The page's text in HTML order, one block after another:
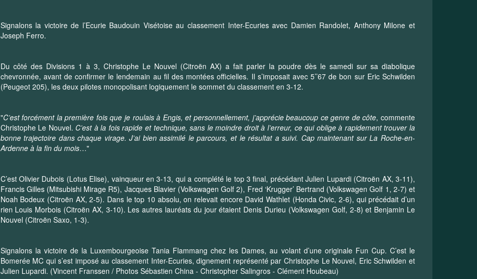
Signalons la victoire de l’Ecurie Baudouin Visétoise au classement Inter-Ecuries avec Damien Randolet, Anthony Milone et
Joseph Ferro.
Du côté des Divisions 1 à 3, Christophe Le Nouvel (Citroën AX) a fait parler la poudre dès le samedi sur sa diabolique
chevronnée, avant de confirmer le lendemain au fil des montées officielles. Il s’imposait avec 5’’67 de bon sur Eric Schwilden
(Peugeot 205), les deux pilotes monopolisant logiquement le sommet du classement en 3-12.
"C’est forcément la première fois que je roulais à Engis, et personnellement, j’apprécie beaucoup ce genre de côte, commente
Christophe Le Nouvel. C’est à la fois rapide et technique, sans le moindre droit à l’erreur, ce qui oblige à rapidement trouver la
bonne trajectoire dans chaque virage. J’ai bien assimilé le parcours, et le résultat a suivi. Cap maintenant sur La Roche-en-
Ardenne à la fin du mois…"
C’est Olivier Dubois (Lotus Elise), vainqueur en 3-13, qui a complété le top 3 final, précédant Julien Lupardi (Citroën AX, 3-11),
Francis Gilles (Mitsubishi Mirage R5), Jacques Blavier (Volkswagen Golf 2), Fred ‘Krugger’ Bertrand (Volkswagen Golf 1, 2-7) et
Noah Bodeux (Citroën AX, 2-5). Dans le top 10 absolu, on relevait encore David Wathlet (Honda Civic, 2-6), qui précédait d’un
rien Louis Morbois (Citroën AX, 3-10). Les autres lauréats du jour étaient Denis Durieu (Volkswagen Golf, 2-8) et Benjamin Le
Nouvel (Citroën Saxo, 1-3).
Signalons la victoire de la Luxembourgeoise Tania Flammang chez les Dames, au volant d’une originale Fun Cup. C’est le
Bomerée MC qui s’est imposé au classement Inter-Ecuries, dignement représenté par Christophe Le Nouvel, Eric Schwilden et
Julien Lupardi. (Vincent Franssen / Photos Sébastien China - Christopher Salingros - Clément Houbeau)